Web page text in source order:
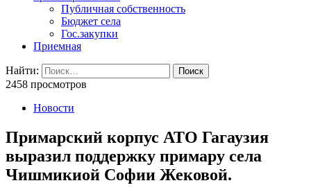
Публичная собственность
Бюджет села
Гос.закупки
Приемная
Найти:
2458 просмотров
Новости
Примарский корпус АТО Гагаузия
выразил поддержку примару села
Чишмикиой Софии Жековой.